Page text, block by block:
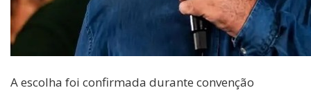
A escolha foi confirmada durante convenção